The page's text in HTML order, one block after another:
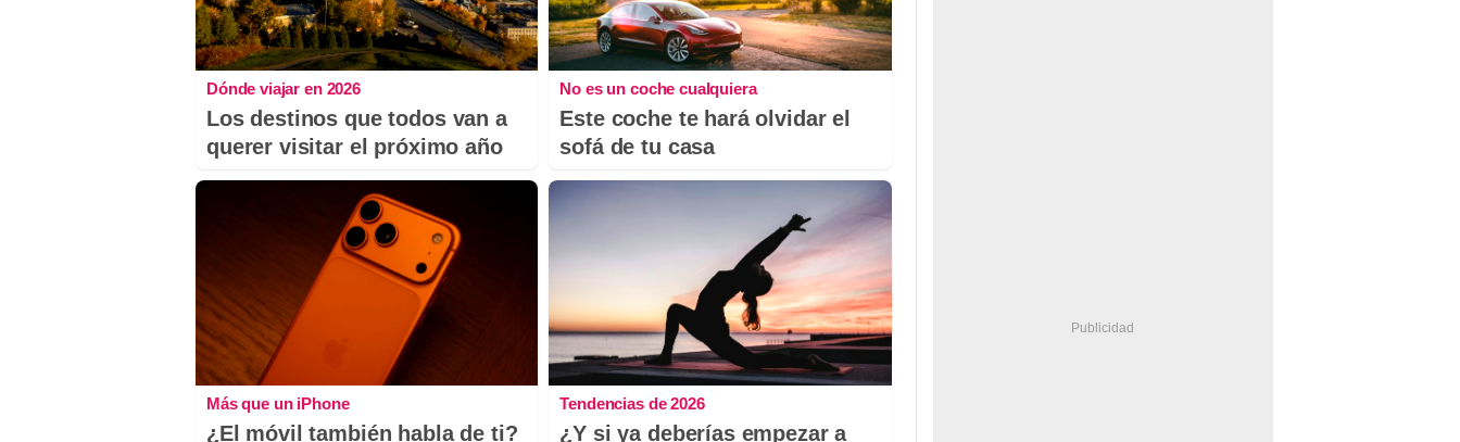
Dónde viajar en 2026
Los destinos que todos van a
querer visitar el próximo año
No es un coche cualquiera
Este coche te hará olvidar el
sofá de tu casa
Más que un iPhone
¿El móvil también habla de ti?
Tendencias de 2026
¿Y si ya deberías empezar a